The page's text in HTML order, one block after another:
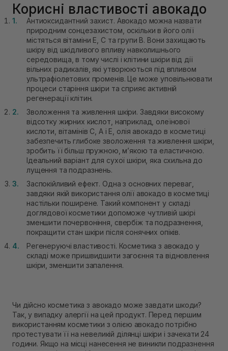
Корисні властивості авокадо
Антиоксидантний захист. Авокадо можна назвати
природним сонцезахистом, оскільки в його олії
містяться вітаміни Е, С та групи В. Вони захищають
шкіру від шкідливого впливу навколишнього
середовища, в тому числі і клітини шкіри від дії
вільних радикалів, які утворюються під впливом
ультрафіолетових променів. Це може уповільнювати
процеси старіння шкіри та сприяє активній
регенерації клітин.
Зволоження та живлення шкіри. Завдяки високому
відсотку жирних кислот, наприклад, олеїнової
кислоти, вітамінів С, А і Е, олія авокадо в косметиці
забезпечить глибоке зволоження та живлення шкіри,
зробить її більш пружною, м’якою та еластичною.
Ідеальний варіант для сухої шкіри, яка схильна до
лущення та подразнень.
Заспокійливий ефект. Одна з основних переваг,
завдяки якій використання олії авокадо в косметиці
настільки поширене. Такий компонент у складі
доглядової косметики допоможе чутливій шкірі
зменшити почервоніння, свербіж та подразнення,
покращити стан шкіри після сонячних опіків.
Регенеруючі властивості. Косметика з авокадо у
складі може пришвидшити загоєння та відновлення
шкіри, зменшити запалення.
Чи дійсно косметика з авокадо може завдати шкоди?
Так, у випадку алергії на цей продукт. Перед першим
використанням косметики з олією авокадо потрібно
протестувати її на невеликій ділянці шкіри і зачекати 24
години. Якщо на місці нанесення не виникли подразнення